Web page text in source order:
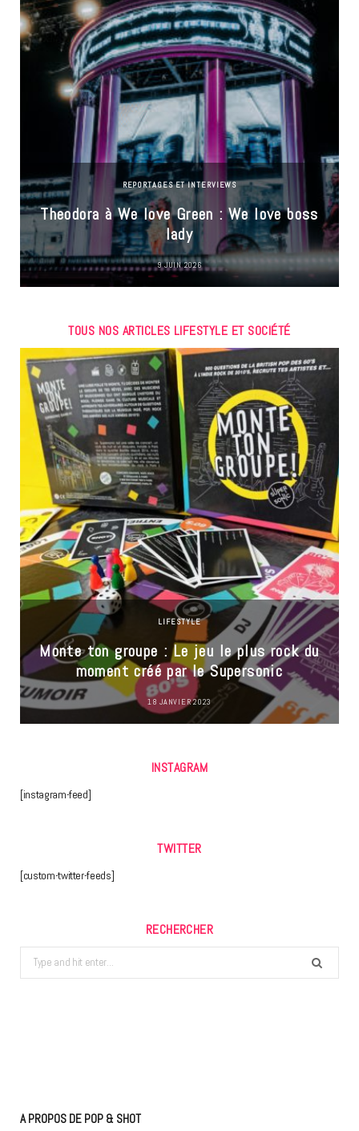
REPORTAGES ET INTERVIEWS
Theodora à We love Green : We love boss
lady
9 JUIN 2026
TOUS NOS ARTICLES LIFESTYLE ET SOCIÉTÉ
LIFESTYLE
Monte ton groupe : Le jeu le plus rock du
moment créé par le Supersonic
18 JANVIER 2023
INSTAGRAM
[instagram-feed]
TWITTER
[custom-twitter-feeds]
RECHERCHER
Search
for:
A PROPOS DE POP & SHOT